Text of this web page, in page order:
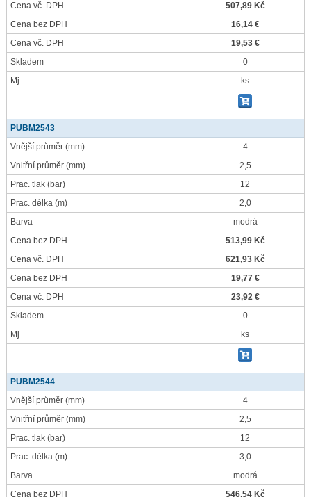
Cena vč. DPH
507,89 Kč
Cena bez DPH
16,14 €
Cena vč. DPH
19,53 €
Skladem
0
Mj
ks
PUBM2543
Vnější průměr (mm)
4
Vnitřní průměr (mm)
2,5
Prac. tlak (bar)
12
Prac. délka (m)
2,0
Barva
modrá
Cena bez DPH
513,99 Kč
Cena vč. DPH
621,93 Kč
Cena bez DPH
19,77 €
Cena vč. DPH
23,92 €
Skladem
0
Mj
ks
PUBM2544
Vnější průměr (mm)
4
Vnitřní průměr (mm)
2,5
Prac. tlak (bar)
12
Prac. délka (m)
3,0
Barva
modrá
Cena bez DPH
546,54 Kč